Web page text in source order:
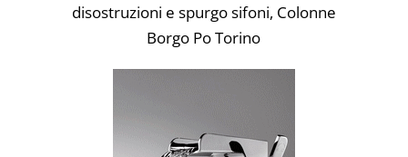
disostruzioni e spurgo sifoni, Colonne
Borgo Po Torino